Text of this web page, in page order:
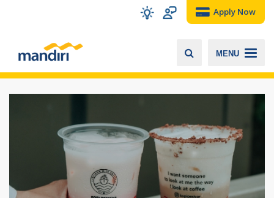
Apply Now
MENU